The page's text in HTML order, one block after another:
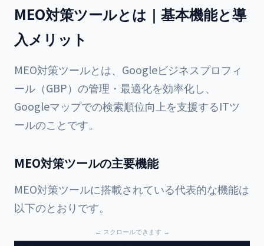
MEO対策ツールとは｜基本機能と導
入メリット
MEO対策ツールとは、Googleビジネスプロフィ
ール（GBP）の管理・最適化を効率化し、
Googleマップでの検索順位向上を支援するITツ
ールのことです。
MEO対策ツールの主要機能
MEO対策ツールに搭載されている代表的な機能は
以下のとおりです。